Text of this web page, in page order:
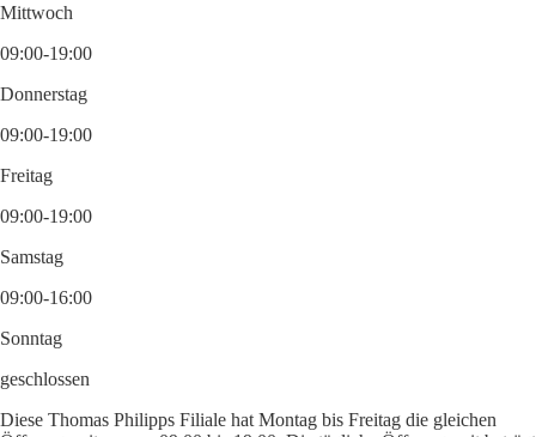
Mittwoch
09:00-19:00
Donnerstag
09:00-19:00
Freitag
09:00-19:00
Samstag
09:00-16:00
Sonntag
geschlossen
Diese Thomas Philipps Filiale hat Montag bis Freitag die gleichen